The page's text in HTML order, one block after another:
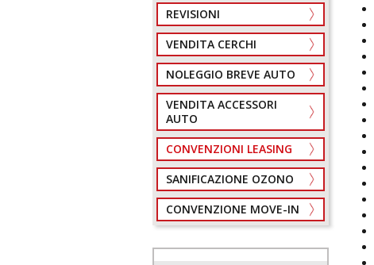
REVISIONI
VENDITA CERCHI
NOLEGGIO BREVE AUTO
VENDITA ACCESSORI
AUTO
CONVENZIONI LEASING
SANIFICAZIONE OZONO
CONVENZIONE MOVE-IN